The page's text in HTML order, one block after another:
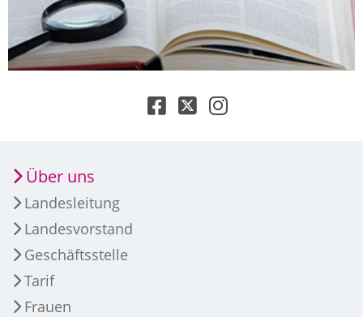
Über uns
Landesleitung
Landesvorstand
Geschäftsstelle
Tarif
Frauen